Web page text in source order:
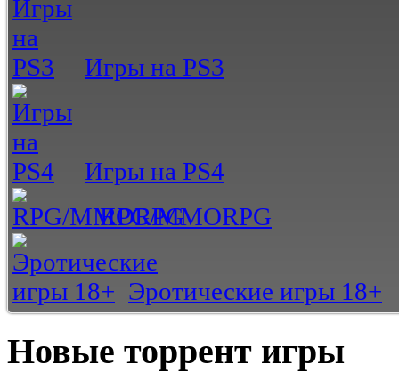
Игры на PS3
Игры на PS4
RPG/MMORPG
Эротические игры 18+
Новые торрент игры